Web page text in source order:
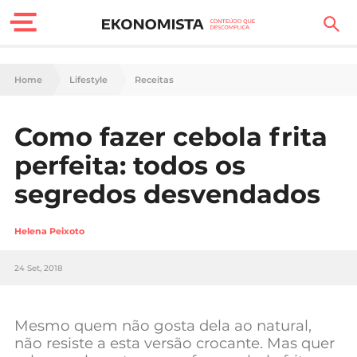
Finanças Pessoais
Carreira
Casa
Lifestyle
Sociedade
Negócios
Home Lifestyle Receitas
Como fazer cebola frita
perfeita: todos os
segredos desvendados
Helena Peixoto
24 Set, 2018
Mesmo quem não gosta dela ao natural,
não resiste a esta versão crocante. Mas quer